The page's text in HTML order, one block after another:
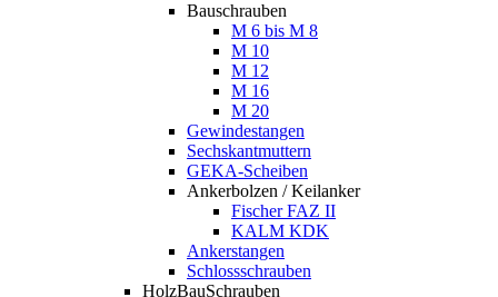
Bauschrauben
M 6 bis M 8
M 10
M 12
M 16
M 20
Gewindestangen
Sechskantmuttern
GEKA-Scheiben
Ankerbolzen / Keilanker
Fischer FAZ II
KALM KDK
Ankerstangen
Schlossschrauben
HolzBauSchrauben